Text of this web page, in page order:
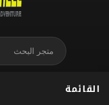
القائمة